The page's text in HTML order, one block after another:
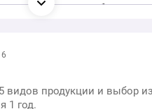
1 шт.
Venus 1 шт.
видов продукции и выбор
1 год.